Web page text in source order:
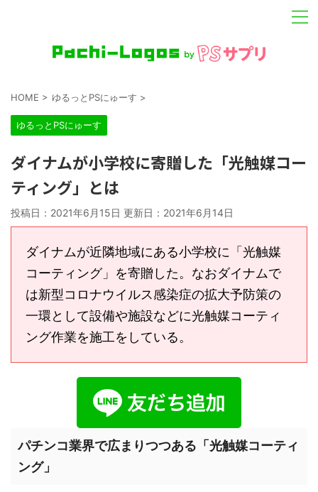
HOME > ゆるっとPSにゅーす >
ゆるっとPSにゅーす
ダイナムが小学校に寄贈した「光触媒コー
ティング」とは
投稿日：2021年6月15日 更新日： 2021年6月14日
ダイナムが近隣地域にある小学校に「光触媒
コーティング」を寄贈した。なおダイナムで
は新型コロナウイルス感染症の拡大予防策の
一環として設備や施設などに光触媒コーティ
ング作業を施工をしている。
パチンコ業界で広まりつつある「光触媒コーティ
ング」